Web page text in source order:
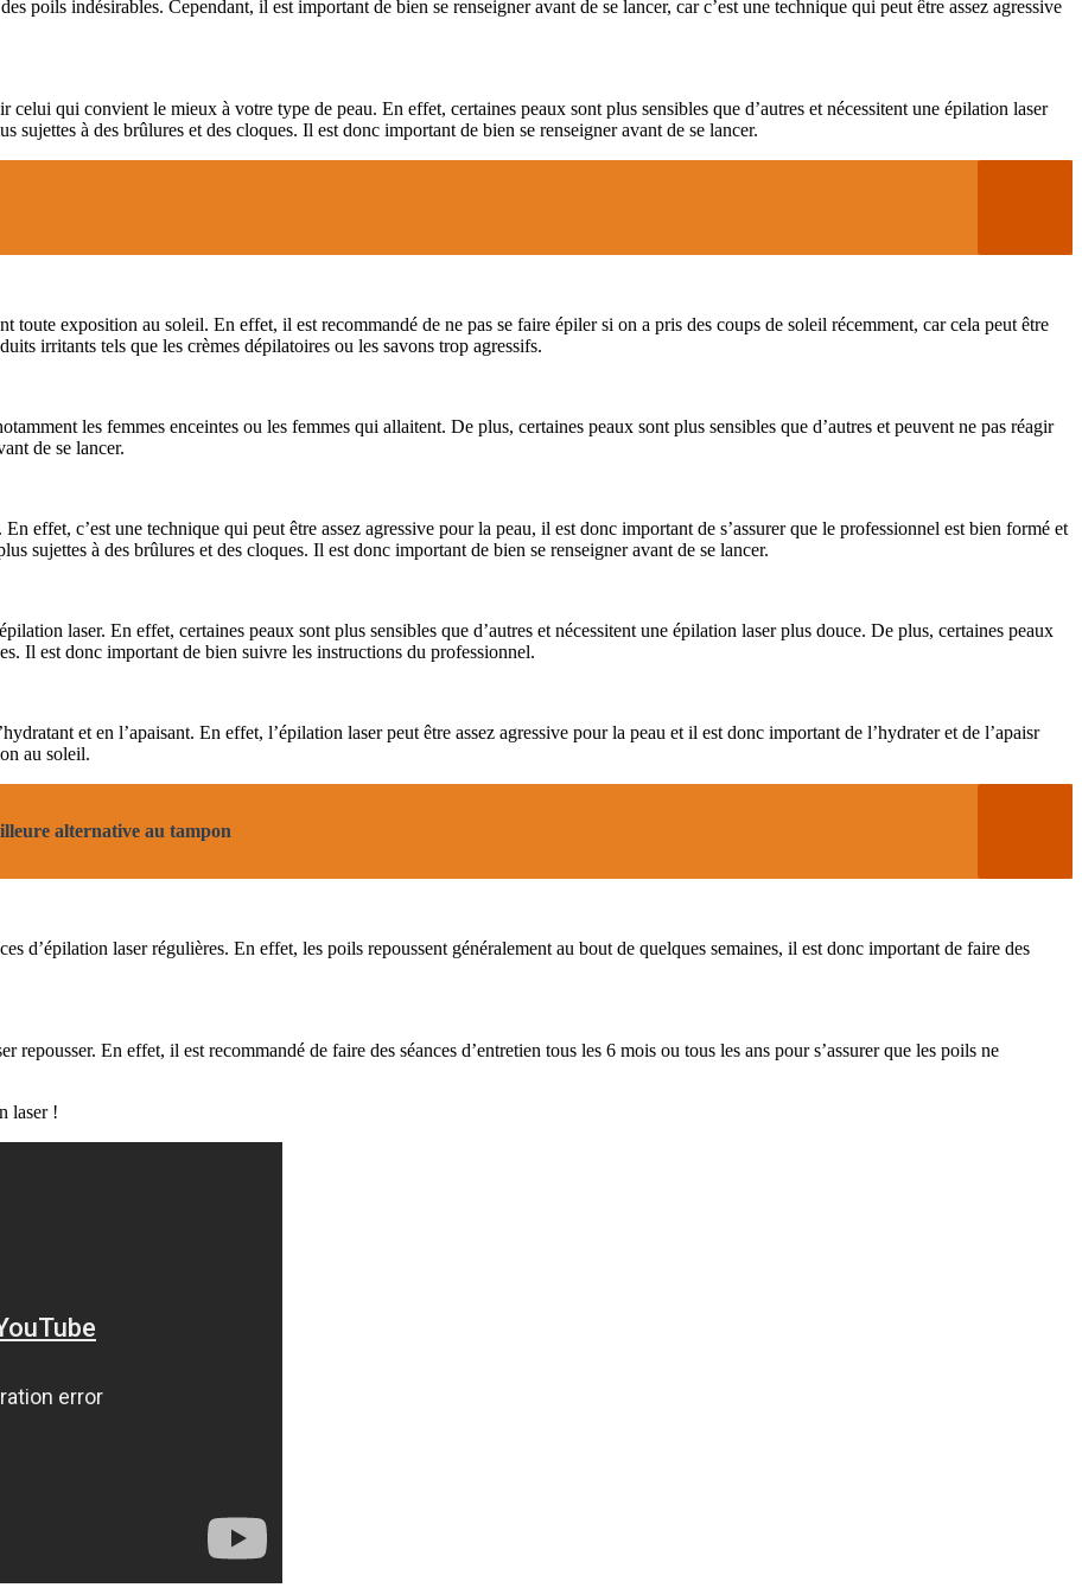
poils indésirables. Cependant, il est important de bien se renseigner avant de se lancer, car c’est une technique qui peut être assez agressive
qui convient le mieux à votre type de peau. En effet, certaines peaux sont plus sensibles que d’autres et nécessitent une épilation laser
sujettes à des brûlures et des cloques. Il est donc important de bien se renseigner avant de se lancer.
toute exposition au soleil. En effet, il est recommandé de ne pas se faire épiler si on a pris des coups de soleil récemment, car cela peut être
irritants tels que les crèmes dépilatoires ou les savons trop agressifs.
les femmes enceintes ou les femmes qui allaitent. De plus, certaines peaux sont plus sensibles que d’autres et peuvent ne pas réagir
de se lancer.
effet, c’est une technique qui peut être assez agressive pour la peau, il est donc important de s’assurer que le professionnel est bien formé et
sujettes à des brûlures et des cloques. Il est donc important de bien se renseigner avant de se lancer.
laser. En effet, certaines peaux sont plus sensibles que d’autres et nécessitent une épilation laser plus douce. De plus, certaines peaux
Il est donc important de bien suivre les instructions du professionnel.
et en l’apaisant. En effet, l’épilation laser peut être assez agressive pour la peau et il est donc important de l’hydrater et de l’apaisr
au soleil.
alternative au tampon
d’épilation laser régulières. En effet, les poils repoussent généralement au bout de quelques semaines, il est donc important de faire des
En effet, il est recommandé de faire des séances d’entretien tous les 6 mois ou tous les ans pour s’assurer que les poils ne
laser !